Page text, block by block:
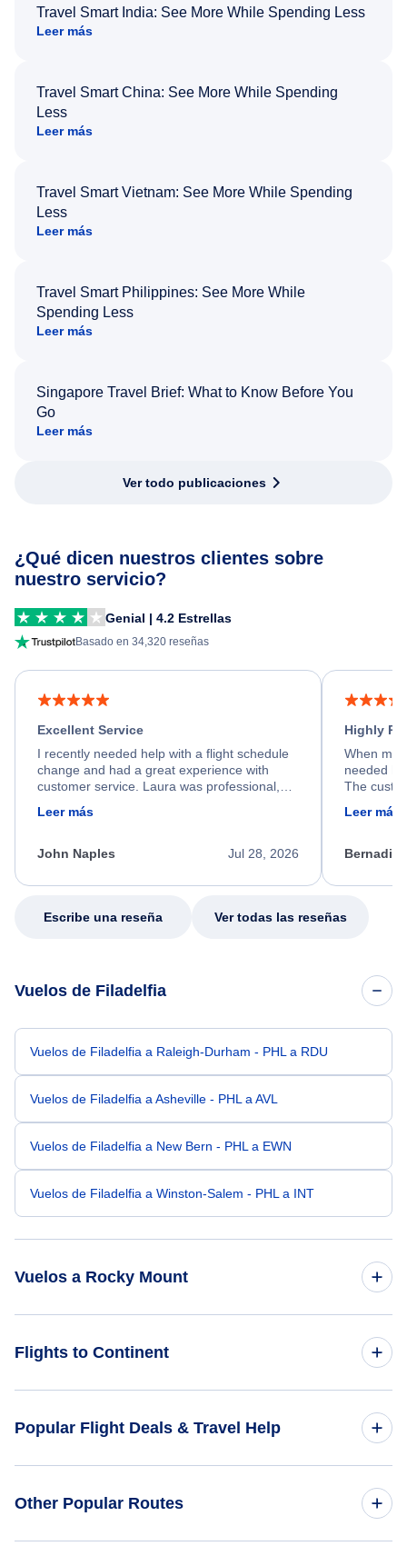
Travel Smart India: See More While Spending Less
Leer más
Travel Smart China: See More While Spending
Less
Leer más
Travel Smart Vietnam: See More While Spending
Less
Leer más
Travel Smart Philippines: See More While
Spending Less
Leer más
Singapore Travel Brief: What to Know Before You
Go
Leer más
Ver todo publicaciones
¿Qué dicen nuestros clientes sobre
nuestro servicio?
Genial | 4.2 Estrellas
Basado en 34,320 reseñas
Excellent Service
I recently needed help with a flight schedule
change and had a great experience with
customer service. Laura was professional,
friendly, and very helpful throughout the
process. She quickly found a solution and
appreciate her excellent service.
Leer más
Jul 28, 2026
John Naples
Highly
When my
needed
The
calm,
my issue.
Leer más
Escribe una reseña Ver todas las reseñas
Vuelos de Filadelfia
Vuelos de Filadelfia a Raleigh-Durham - PHL a RDU
Vuelos de Filadelfia a Asheville - PHL a AVL
Vuelos de Filadelfia a New Bern - PHL a EWN
Vuelos de Filadelfia a Winston-Salem - PHL a INT
Vuelos a Rocky Mount
Vuelos de Trenton-Mercer a Rocky Mount - TTN a RWI
Flights to Continent
Flights to Caribbean
Popular Flight Deals & Travel Help
Other Popular Routes